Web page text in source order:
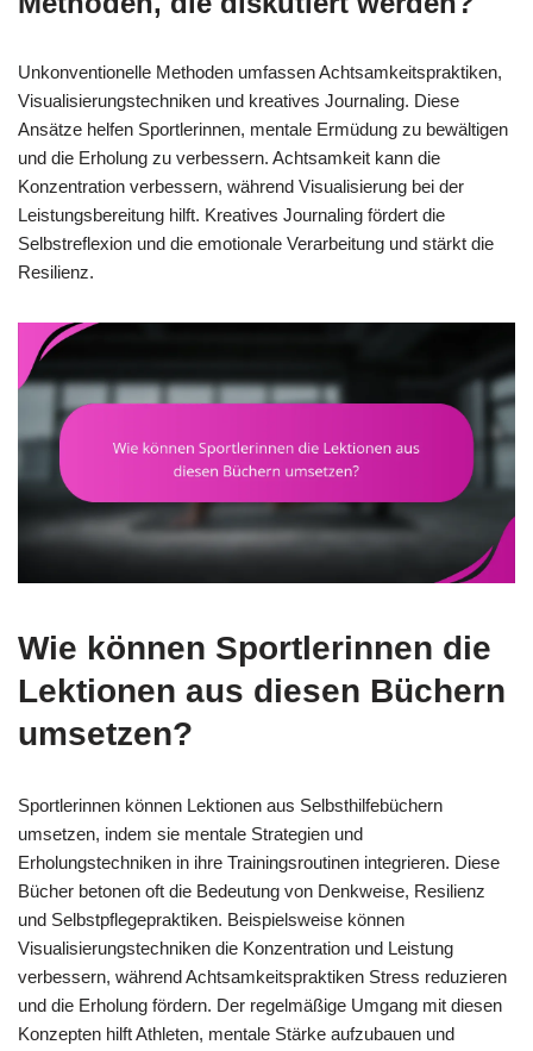
Unkonventionelle Methoden umfassen Achtsamkeitspraktiken,
Visualisierungstechniken und kreatives Journaling. Diese
Ansätze helfen Sportlerinnen, mentale Ermüdung zu bewältigen
und die Erholung zu verbessern. Achtsamkeit kann die
Konzentration verbessern, während Visualisierung bei der
Leistungsbereitung hilft. Kreatives Journaling fördert die
Selbstreflexion und die emotionale Verarbeitung und stärkt die
Resilienz.
Wie können Sportlerinnen die
Lektionen aus diesen Büchern
umsetzen?
Sportlerinnen können Lektionen aus Selbsthilfebüchern
umsetzen, indem sie mentale Strategien und
Erholungstechniken in ihre Trainingsroutinen integrieren. Diese
Bücher betonen oft die Bedeutung von Denkweise, Resilienz
und Selbstpflegepraktiken. Beispielsweise können
Visualisierungstechniken die Konzentration und Leistung
verbessern, während Achtsamkeitspraktiken Stress reduzieren
und die Erholung fördern. Der regelmäßige Umgang mit diesen
Konzepten hilft Athleten, mentale Stärke aufzubauen und